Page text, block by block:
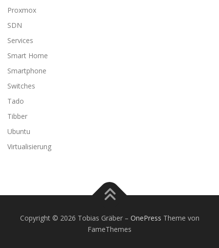
Proxmox
SDN
Services
Smart Home
Smartphone
Switches
Tado
Tibber
Ubuntu
Virtualisierung
Copyright © 2026 Tobias Gräber – OnePress Theme von
FameThemes